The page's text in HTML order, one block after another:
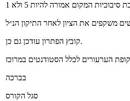
קובץ הפתרון עודכן גם כן.
בברכה
סגל הקורס